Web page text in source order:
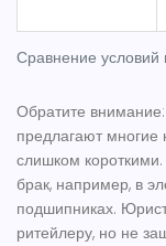
Сравнение условий
Обратите
предлагают многие
слишком
брак, например, в
подшипниках.
ритейлеру, но не